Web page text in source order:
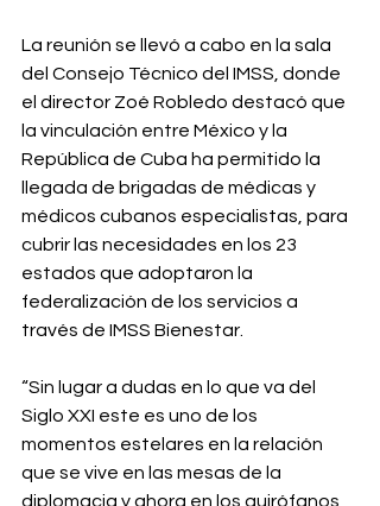
La reunión se llevó a cabo en la sala
del Consejo Técnico del IMSS, donde
el director Zoé Robledo destacó que
la vinculación entre México y la
República de Cuba ha permitido la
llegada de brigadas de médicas y
médicos cubanos especialistas, para
cubrir las necesidades en los 23
estados que adoptaron la
federalización de los servicios a
través de IMSS Bienestar.⁣
“Sin lugar a dudas en lo que va del
Siglo XXI este es uno de los
momentos estelares en la relación
que se vive en las mesas de la
diplomacia y ahora en los quirófanos